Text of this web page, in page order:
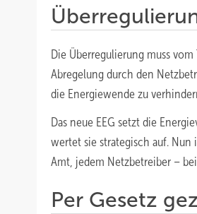
Die Überregulierung muss
Abregelung durch den
die Energiewende zu
Das neue EEG setzt die
wertet sie strategisch auf.
Amt, jedem Netzbetreiber –
Per Gesetz